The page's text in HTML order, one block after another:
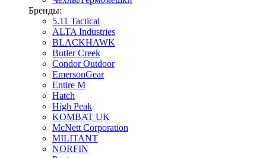
Бренды:
5.11 Tactical
ALTA Industries
BLACKHAWK
Butler Creek
Condor Outdoor
EmersonGear
Entire M
Hatch
High Peak
KOMBAT UK
McNett Corporation
MILITANT
NORFIN